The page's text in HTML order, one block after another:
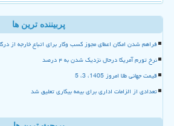
پربیننده ترین ها
فراهم شدن امکان اعطای مجوز کسب وکار برای اتباع خارجه از
نرخ تورم آمریکا درحال نزدیک شدن به ۴ درصد
قیمت جهانی طلا امروز 1405، 3، 5
تعدادی از الزامات اداری برای بیمه بیکاری تعلیق شد